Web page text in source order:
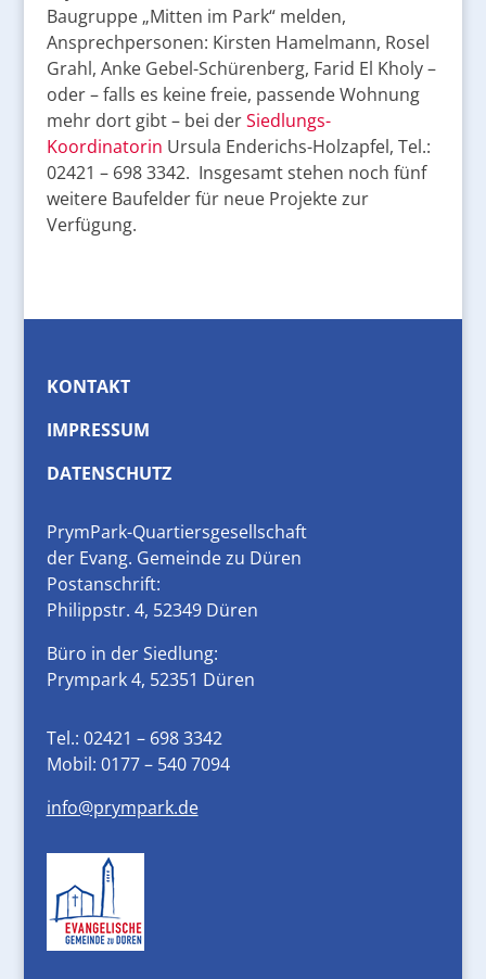
Baugruppe „Mitten im Park“ melden,
Ansprechpersonen: Kirsten Hamelmann, Rosel
Grahl, Anke Gebel-Schürenberg, Farid El Kholy –
oder – falls es keine freie, passende Wohnung
mehr dort gibt – bei derSiedlungs-
Koordinatorin Ursula Enderichs-Holzapfel, Tel.:
02421 – 698 3342. Insgesamt stehen noch fünf
weitere Baufelder für neue Projekte zur
Verfügung.
KONTAKT
IMPRESSUM
DATENSCHUTZ
PrymPark-Quartiersgesellschaft
der Evang. Gemeinde zu Düren
Postanschrift:
Philippstr. 4, 52349 Düren
Büro in der Siedlung:
Prympark 4, 52351 Düren
Tel.: 02421 – 698 3342
Mobil: 0177 – 540 7094
info@prympark.de